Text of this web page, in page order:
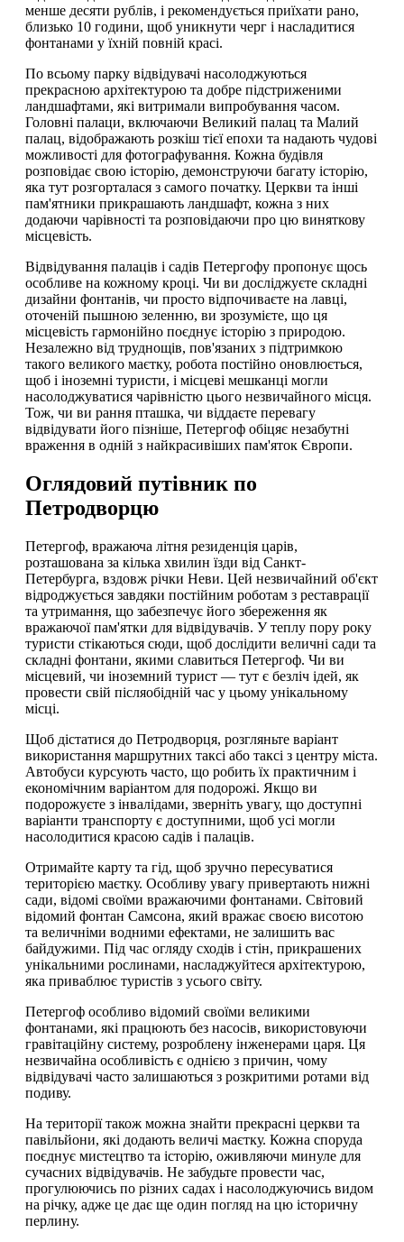
менше десяти рублів, і рекомендується приїхати рано,
близько 10 години, щоб уникнути черг і насладитися
фонтанами у їхній повній красі.
По всьому парку відвідувачі насолоджуються
прекрасною архітектурою та добре підстриженими
ландшафтами, які витримали випробування часом.
Головні палаци, включаючи Великий палац та Малий
палац, відображають розкіш тієї епохи та надають чудові
можливості для фотографування. Кожна будівля
розповідає свою історію, демонструючи багату історію,
яка тут розгорталася з самого початку. Церкви та інші
пам'ятники прикрашають ландшафт, кожна з них
додаючи чарівності та розповідаючи про цю виняткову
місцевість.
Відвідування палаців і садів Петергофу пропонує щось
особливе на кожному кроці. Чи ви досліджуєте складні
дизайни фонтанів, чи просто відпочиваєте на лавці,
оточеній пышною зеленню, ви зрозумієте, що ця
місцевість гармонійно поєднує історію з природою.
Незалежно від труднощів, пов'язаних з підтримкою
такого великого маєтку, робота постійно оновлюється,
щоб і іноземні туристи, і місцеві мешканці могли
насолоджуватися чарівністю цього незвичайного місця.
Тож, чи ви рання пташка, чи віддаєте перевагу
відвідувати його пізніше, Петергоф обіцяє незабутні
враження в одній з найкрасивіших пам'яток Європи.
Оглядовий путівник по
Петродворцю
Петергоф, вражаюча літня резиденція царів,
розташована за кілька хвилин їзди від Санкт-
Петербурга, вздовж річки Неви. Цей незвичайний об'єкт
відроджується завдяки постійним роботам з реставрації
та утримання, що забезпечує його збереження як
вражаючої пам'ятки для відвідувачів. У теплу пору року
туристи стікаються сюди, щоб дослідити величні сади та
складні фонтани, якими славиться Петергоф. Чи ви
місцевий, чи іноземний турист — тут є безліч ідей, як
провести свій післяобідній час у цьому унікальному
місці.
Щоб дістатися до Петродворця, розгляньте варіант
використання маршрутних таксі або таксі з центру міста.
Автобуси курсують часто, що робить їх практичним і
економічним варіантом для подорожі. Якщо ви
подорожуєте з інвалідами, зверніть увагу, що доступні
варіанти транспорту є доступними, щоб усі могли
насолодитися красою садів і палаців.
Отримайте карту та гід, щоб зручно пересуватися
територією маєтку. Особливу увагу привертають нижні
сади, відомі своїми вражаючими фонтанами. Світовий
відомий фонтан Самсона, який вражає своєю висотою
та величніми водними ефектами, не залишить вас
байдужими. Під час огляду сходів і стін, прикрашених
унікальними рослинами, насладжуйтеся архітектурою,
яка приваблює туристів з усього світу.
Петергоф особливо відомий своїми великими
фонтанами, які працюють без насосів, використовуючи
гравітаційну систему, розроблену інженерами царя. Ця
незвичайна особливість є однією з причин, чому
відвідувачі часто залишаються з розкритими ротами від
подиву.
На території також можна знайти прекрасні церкви та
павільйони, які додають величі маєтку. Кожна споруда
поєднує мистецтво та історію, оживляючи минуле для
сучасних відвідувачів. Не забудьте провести час,
прогулюючись по різних садах і насолоджуючись видом
на річку, адже це дає ще один погляд на цю історичну
перлину.